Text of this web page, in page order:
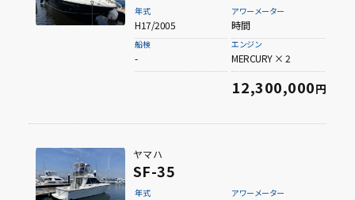
年式
H17/2005
アワーメーター
時間
船検
-
エンジン
MERCURY × 2
12,300,000円
ヤマハ
SF-35
年式 アワーメーター